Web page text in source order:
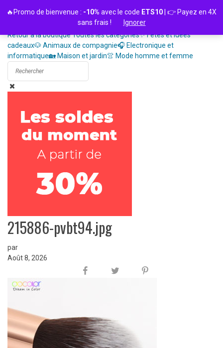
Retour à la boutiqueToutes les catégories✨ Fêtes et idées
cadeaux🐶 Animaux de compagnie🎧 Electronique et
informatique🏡 Maison et jardin👚 Mode homme et femme
215886-pvbt94.jpg
par
Août 8, 2026
🔥Promo de bienvenue : -10% avec le code ETS10 | 👉 Payez en 4X
sans frais !
Ignorer